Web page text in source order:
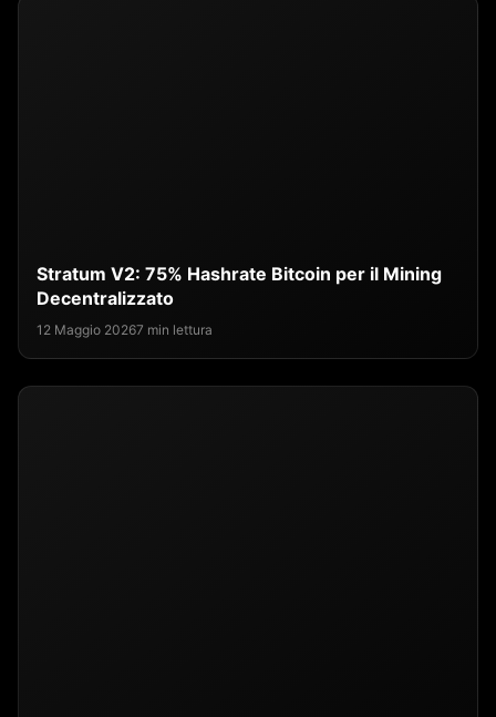
Stratum V2: 75% Hashrate Bitcoin per il Mining
Decentralizzato
12 Maggio 20267 min lettura